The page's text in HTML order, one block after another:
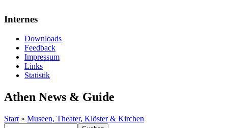
Internes
Downloads
Feedback
Impressum
Links
Statistik
Athen News & Guide
Start » Museen, Theater, Klöster & Kirchen